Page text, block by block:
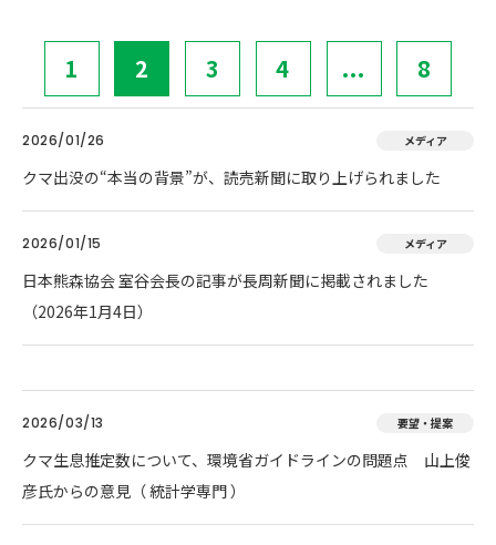
1 2 3 4 ... 8
2026/01/26 メディア
クマ出没の“本当の背景”が、読売新聞に取り上げられました
2026/01/15 メディア
日本熊森協会 室谷会長の記事が長周新聞に掲載されました
（2026年1月4日）
2026/03/13 要望・提案
クマ生息推定数について、環境省ガイドラインの問題点 山上俊
彦氏からの意見（ 統計学専門 ）